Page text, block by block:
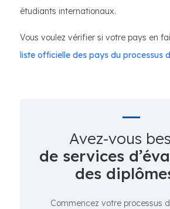
étudiants internationaux.
Vous voulez vérifier si votre pays en
liste officielle des pays du processus
Avez-vous
de services
des
Commencez votre processus